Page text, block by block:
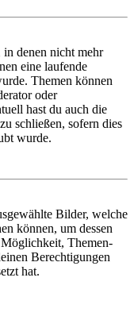
in denen nicht mehr
eine laufende
Themen können
oder
hast du auch die
schließen, sofern dies
wurde.
Bilder, welche
können, um dessen
Themen-
Berechtigungen
hat.